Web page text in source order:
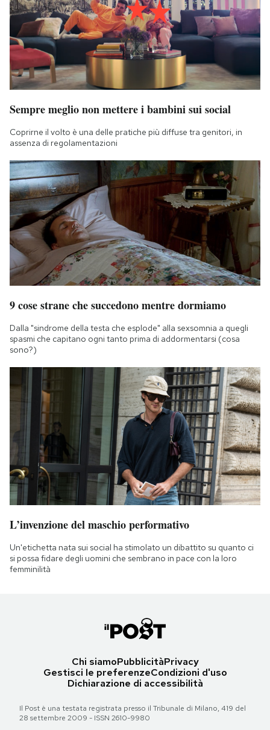
Sempre meglio non mettere i bambini sui social
Coprirne il volto è una delle pratiche più diffuse tra genitori, in
assenza di regolamentazioni
9 cose strane che succedono mentre dormiamo
Dalla "sindrome della testa che esplode" alla sexsomnia a quegli
spasmi che capitano ogni tanto prima di addormentarsi (cosa
sono?)
L’invenzione del maschio performativo
Un'etichetta nata sui social ha stimolato un dibattito su quanto ci
si possa fidare degli uomini che sembrano in pace con la loro
femminilità
Chi siamoPubblicitàPrivacy
Gestisci le preferenzeCondizioni d'uso
Dichiarazione di accessibilità
Il Post è una testata registrata presso il Tribunale di Milano, 419 del
28 settembre 2009 - ISSN 2610-9980